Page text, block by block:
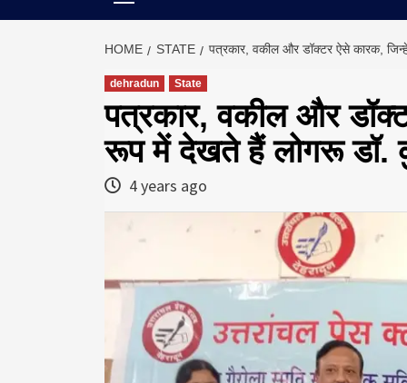
HOME STATE पत्रकार, वकील और डॉक्टर ऐसे कारक,
dehradun State
पत्रकार, वकील और
रूप में देखते हैं लोगरू डॉ.
4 years ago